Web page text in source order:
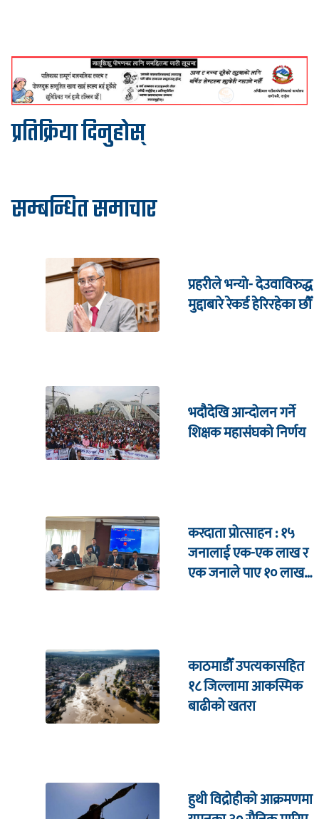
प्रतिक्रिया दिनुहोस्
सम्बन्धित समाचार
प्रहरीले भन्यो- देउवाविरुद्ध
मुद्दाबारे रेकर्ड हेरिरहेका छौँ
भदौदेखि आन्दोलन गर्ने
शिक्षक महासंघको निर्णय
करदाता प्रोत्साहन : १५
जनालाई एक-एक लाख र
एक जनाले पाए १० लाख
काठमाडौँ उपत्यकासहित
१८ जिल्लामा आकस्मिक
बाढीको खतरा
हुथी विद्रोहीको आक्रमणमा